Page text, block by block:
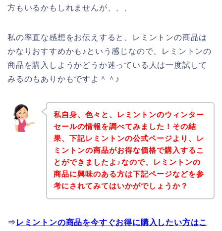
方もいるかもしれませんが、、、
私の率直な感想をお伝えすると、レミントンの商品は
かなりおすすめかも♪という感じなので、レミントンの
商品を購入しようかどうか迷っている人は一度試して
みるのもありかもですよ＾＾♪
私自身、色々と、レミントンのウィンター
セールの情報を調べてみました！その結
果、下記レミントンの公式ページより、レ
ミントンの商品がお得な価格で購入するこ
とができましたよ♪なので、レミントンの
商品に興味のある方は下記ページなどを参
考にされてみてはいかがでしょうか？
⇒ レミントンの商品を今すぐお得に購入したい方はこ